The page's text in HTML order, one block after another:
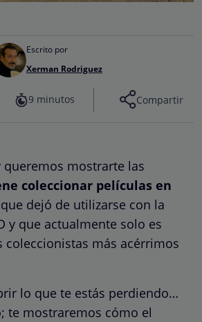
Escrito por
Xerman Rodriguez
9 minutos Compartir
queremos mostrarte las
coleccionar películas en
dejó de utilizarse con la
y que actualmente solo es
coleccionistas más acérrimos
lo que te estás perdiendo…
te mostraremos cómo el